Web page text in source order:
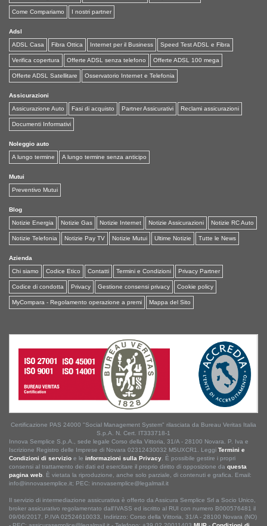
Come Compariamo I nostri partner
Adsl
ADSL Casa
Fibra Ottica Internet per il Business Speed Test ADSL e Fibra
Verifica copertura Offerte ADSL senza telefono Offerte ADSL 100 mega
Offerte ADSL Satellitare Osservatorio Internet e Telefonia
Assicurazioni
Assicurazione Auto
Fasi di acquisto Partner Assicurativi Reclami assicurazioni
Documenti Informativi
Noleggio auto
A lungo termine
A lungo termine senza anticipo
Mutui
Preventivo Mutui
Blog
Notizie Energia
Notizie Gas Notizie Internet Notizie Assicurazioni Notizie RC Auto
Notizie Telefonia Notizie Pay TV Notizie Mutui Ultime Notizie Tutte le News
Azienda
Chi siamo
Codice Etico Contatti Termini e Condizioni Privacy Partner
Codice di condotta Privacy Gestione consensi privacy Cookie policy
MyCompara - Regolamento operazione a premi Mappa del Sito
Certificazione PAS 24000 "Social Management System" rilasciata da Bureau Veritas Italia
S.p.A. N. Cert. IT333718-1
Innova Semplice S.p.A., sede legale Corso della Vittoria, 31/A - 28100 Novara. P. Iva e
Iscrizione Registro delle Imprese di Novara 02312430032 M5UXCR1. Leggi Termini e
Condizioni di servizio e le informazioni sulla Privacy. È possibile gestire i propri
consensi al trattamento dei dati ed esercitare il proprio diritto di opposizione da questa
pagina web. È vietata la riproduzione, anche solo parziale, di contenuti e grafica. Email:
info@innovasemplice.it; PEC: innovasemplice@legalmail.it
Il servizio di intermediazione assicurativa è offerto da Assicura Semplice Srl a Socio Unico,
broker assicurativo regolamentato dall'IVASS ed iscritto al RUI con numero B000576481 il
09/06/2017, P.IVA 02524610033, Indirizzo: Corso della Vittoria, 31/A - 28100 Novara (NO)